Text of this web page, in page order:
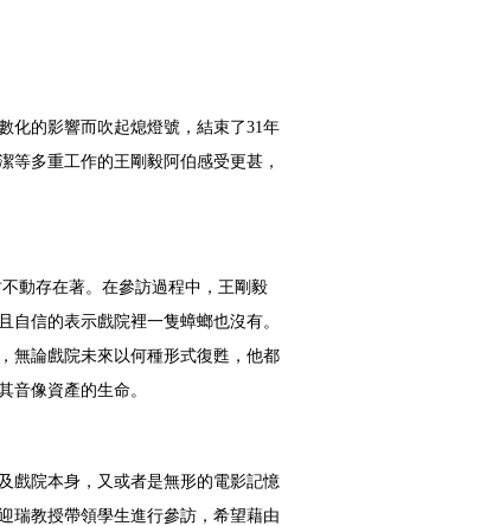
化的影響而吹起熄燈號，結束了31年
等多重工作的王剛毅阿伯感受更甚，
動存在著。在參訪過程中，王剛毅
自信的表示戲院裡一隻蟑螂也沒有。
無論戲院未來以何種形式復甦，他都
音像資產的生命。
戲院本身，又或者是無形的電影記憶
瑞教授帶領學生進行參訪，希望藉由